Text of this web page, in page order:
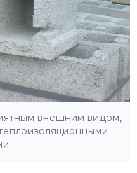
внешним видом,